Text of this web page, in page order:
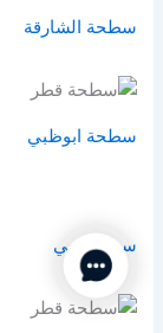
سطحة الشارقة
سطحة ابوظبي
سطحة دبي
Contact Us